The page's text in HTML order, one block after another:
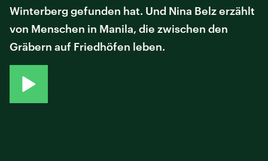
Winterberg gefunden hat. Und Nina Belz erzählt
von Menschen in Manila, die zwischen den
Gräbern auf Friedhöfen leben.